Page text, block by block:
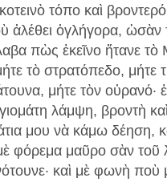
τόπο καὶ
ἀλέθει ὀγλήγορα, ὡσὰν
πὼς ἐκεῖνο ἤτανε τὸ
τὸ στρατόπεδο, μήτε
μήτε τὸν οὐρανό·
λάμψη, βροντὴ
μου νὰ κάμω δέηση,
φόρεμα μαῦρο σὰν τοῦ
καὶ μὲ φωνὴ ποὺ